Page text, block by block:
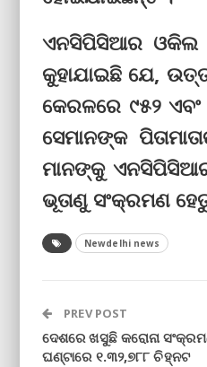
ଏନସିପିସିଆର ଓକିଲ
କୁହାଯାଇଛି ଯେ,
କେରଳରେ ୯୫୨
ସେମାନଙ୍କ
ମାନଙ୍କୁ ଏନସିପିସିଆର
ଭୂତାଣୁ ସଂକ୍ରମଣ
Newdelhi news
PREV POST
ଦେଶରେ ଖସୁଛି କରୋନା
ଘଣ୍ଟାରେ ୧.୩୨,୭୮୮ ଚିହ୍ନଟ